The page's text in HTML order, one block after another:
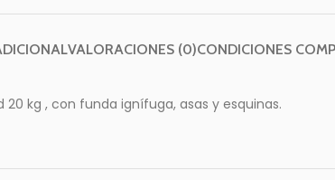
VALORACIONES (0)CONDICIONES
kg , con funda ignífuga, asas y esquinas.